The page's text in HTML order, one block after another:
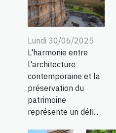
Lundi 30/06/2025
L'harmonie entre
l'architecture
contemporaine et la
préservation du
patrimoine
représente un défi...